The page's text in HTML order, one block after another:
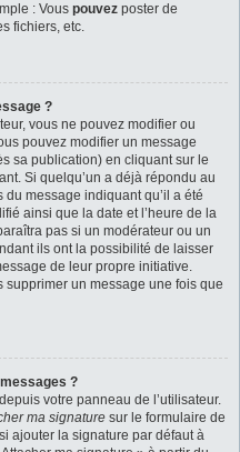
: Vous pouvez poster de
fichiers, etc.
?
vous ne pouvez modifier ou
pouvez modifier un message
sa publication) en cliquant sur le
Si quelqu’un a déjà répondu au
du message indiquant qu’il a été
ainsi que la date et l’heure de la
pas si un modérateur ou un
ils ont la possibilité de laisser
de leur propre initiative.
supprimer un message une fois que
?
votre panneau de l’utilisateur.
ma signature sur le formulaire de
ajouter la signature par défaut à